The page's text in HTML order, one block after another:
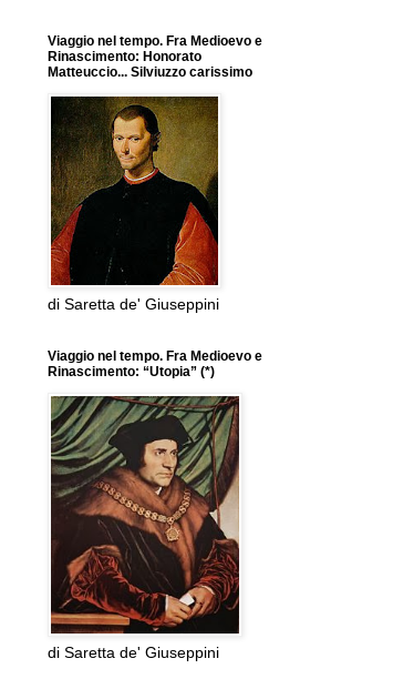
Viaggio nel tempo. Fra Medioevo e
Rinascimento: Honorato
Matteuccio... Silviuzzo carissimo
di Saretta de' Giuseppini
Viaggio nel tempo. Fra Medioevo e
Rinascimento: “Utopia” (*)
di Saretta de' Giuseppini